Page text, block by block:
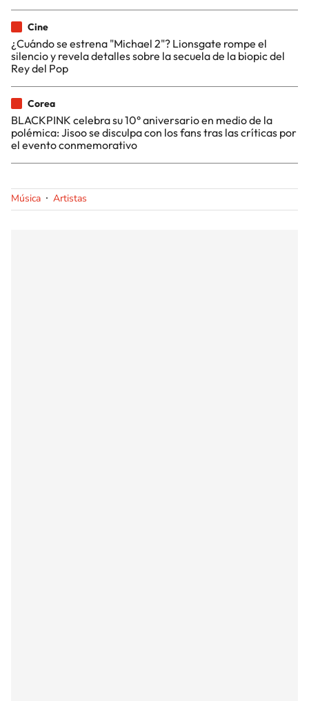
Cine
¿Cuándo se estrena "Michael 2"? Lionsgate rompe el
silencio y revela detalles sobre la secuela de la biopic del
Rey del Pop
Corea
BLACKPINK celebra su 10° aniversario en medio de la
polémica: Jisoo se disculpa con los fans tras las críticas por
el evento conmemorativo
Música Artistas